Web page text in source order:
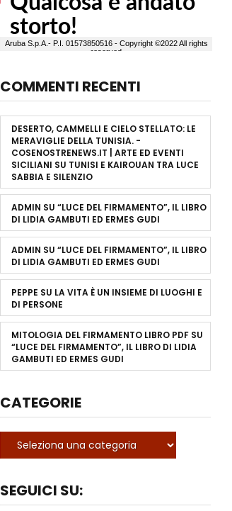
COMMENTI RECENTI
DESERTO, CAMMELLI E CIELO STELLATO: LE
MERAVIGLIE DELLA TUNISIA. -
COSENOSTRENEWS.IT | ARTE ED EVENTI
SICILIANI SU TUNISI E KAIROUAN TRA LUCE
SABBIA E SILENZIO
ADMIN SU “LUCE DEL FIRMAMENTO”, IL LIBRO
DI LIDIA GAMBUTI ED ERMES GUDI
ADMIN SU “LUCE DEL FIRMAMENTO”, IL LIBRO
DI LIDIA GAMBUTI ED ERMES GUDI
PEPPE SU LA VITA È UN INSIEME DI LUOGHI E
DI PERSONE
MITOLOGIA DEL FIRMAMENTO LIBRO PDFSU
“LUCE DEL FIRMAMENTO”, IL LIBRO DI LIDIA
GAMBUTI ED ERMES GUDI
CATEGORIE
SEGUICI SU: